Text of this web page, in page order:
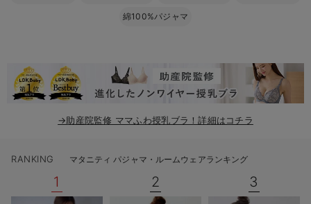
親子コーデ｜ママとベビーにおすすめ！
Gift Selection 出産祝い
ファルスカ
綿100%パジャマ
→助産院監修 ママふわ授乳ブラ！詳細はコチラ
RANKING マタニティ パジャマ・ルームウェアランキング
1 2 3